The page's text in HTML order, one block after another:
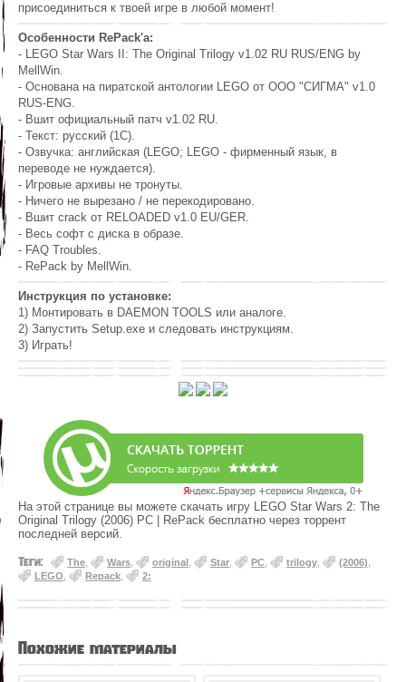
присоединиться к твоей игре в любой момент!
Особенности RePack'а:
- LEGO Star Wars II: The Original Trilogy v1.02 RU RUS/ENG by
MellWin.
- Основана на пиратской антологии LEGO от ООО "СИГМА" v1.0
RUS-ENG.
- Вшит официальный патч v1.02 RU.
- Текст: русский (1С).
- Озвучка: английская (LEGO; LEGO - фирменный язык, в
переводе не нуждается).
- Игровые архивы не тронуты.
- Ничего не вырезано / не перекодировано.
- Вшит crack от RELOADED v1.0 EU/GER.
- Весь софт с диска в образе.
- FAQ Troubles.
- RePack by MellWin.
Инструкция по установке:
1) Монтировать в DAEMON TOOLS или аналоге.
2) Запустить Setup.exe и следовать инструкциям.
3) Играть!
На этой странице вы можете скачать игру LEGO Star Wars 2: The
Original Trilogy (2006) PC | RePack бесплатно через торрент
последней версий.
Теги: The Wars original Star PC trilogy (2006)
LEGO
Repack 2:
Похожие материалы